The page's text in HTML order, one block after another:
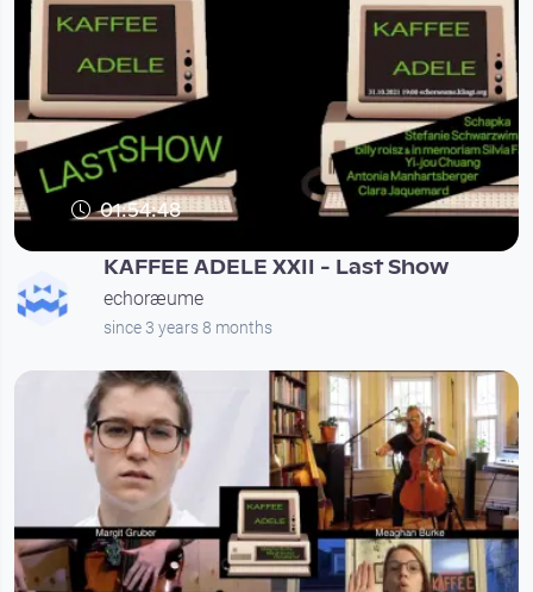
01:54:48
KAFFEE ADELE XXII - Last Show
echoræume
since 3 years 8 months